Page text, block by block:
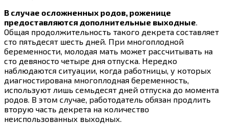
В случае осложненных родов, роженице
предоставляются дополнительные выходные
Общая продолжительность такого декрета составляет
сто пятьдесят шесть дней. При многоплодной
беременности, молодая мать может рассчитывать на
сто девяносто четыре дня отпуска. Нередко
наблюдаются ситуации, когда работницы, у которых
диагностирована многоплодная беременность,
используют лишь семьдесят дней отпуска до момента
родов. В этом случае, работодатель обязан продлить
вторую часть декрета на количество
неиспользованных выходных.